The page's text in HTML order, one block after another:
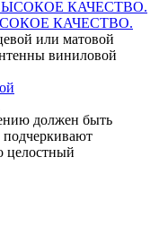
КАЧЕСТВО.
или матовой
виниловой
должен быть
целостный